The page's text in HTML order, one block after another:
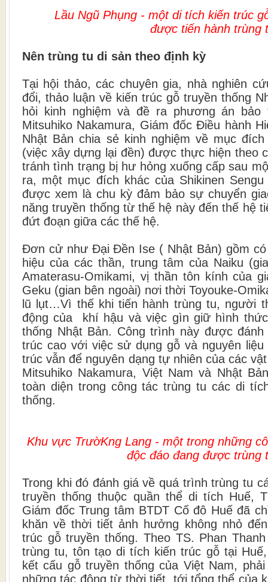
Lầu Ngũ Phụng - một di tích kiến trúc
được tiến hành trùng
Nên trùng tu di sản theo định kỳ
Tại hội thảo, các chuyên gia, nhà nghiên
đổi, thảo luận về kiến trúc gỗ truyền thống
hỏi kinh nghiệm và đề ra phương án bảo
Mitsuhiko Nakamura, Giám đốc Điều hành
Nhật Bản chia sẻ kinh nghiệm về mục đích
(việc xây dựng lại đền) được thực hiện theo
tránh tình trạng bị hư hỏng xuống cấp sau
ra, một mục đích khác của Shikinen
được xem là chu kỳ đảm bảo sự chuyển
năng truyền thống từ thế hệ này đến thế hệ
đứt đoạn giữa các thế hệ.
Đơn cử như Đại Đền Ise ( Nhật Bản) gồm
hiệu của các thần, trung tâm của Naiku
Amaterasu-Omikami, vị thần tôn kính của
Geku (gian bên ngoài) nơi thời Toyouke-
lũ lụt…Vì thế khi tiến hành trùng tu, người
động của khí hậu và việc gìn giữ hình
thống Nhật Bản. Công trình này được
trúc cao với việc sử dụng gỗ và nguyên
trúc vẫn để nguyên dạng tự nhiên của các
Mitsuhiko Nakamura, Việt Nam và Nhật
toàn diện trong công tác trùng tu các di
thống.
Khu vực TrườKng Lang - một trong những
độc đáo đang được trùng
Trong khi đó đánh giá về quá trình trùng tu
truyền thống thuộc quần thể di tích Huế,
Giám đốc Trung tâm BTDT Cố đô Huế đã
khăn về thời tiết ảnh hưởng không nhỏ
trúc gỗ truyền thống. Theo TS. Phan
trùng tu, tôn tạo di tích kiến trúc gỗ tại
kết cấu gỗ truyền thống của Việt Nam,
những tác động từ thời tiết, tới tổng thể của